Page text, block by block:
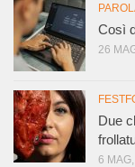
Così
26
Due
6